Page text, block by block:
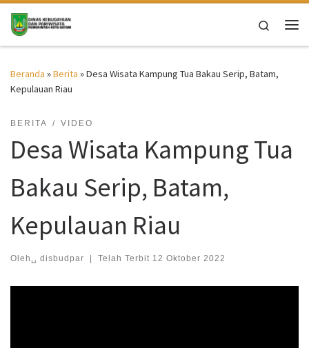
Skip to content
Search
Beranda »Berita »Desa Wisata Kampung Tua Bakau Serip, Batam,
Kepulauan Riau
BERITA VIDEO
Desa Wisata Kampung Tua
Bakau Serip, Batam,
Kepulauan Riau
Oleh␣ disbudpar | Telah Terbit 12 Oktober 2022